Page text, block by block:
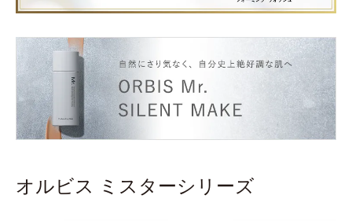
オルビス ミスターシリーズ